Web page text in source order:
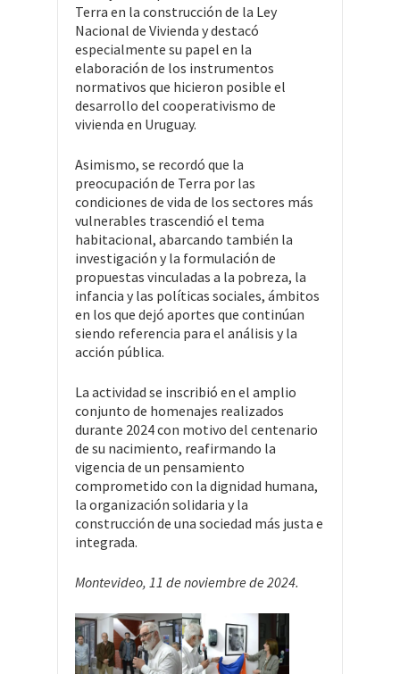
Terra en la construcción de la Ley
Nacional de Vivienda y destacó
especialmente su papel en la
elaboración de los instrumentos
normativos que hicieron posible el
desarrollo del cooperativismo de
vivienda en Uruguay.
Asimismo, se recordó que la
preocupación de Terra por las
condiciones de vida de los sectores más
vulnerables trascendió el tema
habitacional, abarcando también la
investigación y la formulación de
propuestas vinculadas a la pobreza, la
infancia y las políticas sociales, ámbitos
en los que dejó aportes que continúan
siendo referencia para el análisis y la
acción pública.
La actividad se inscribió en el amplio
conjunto de homenajes realizados
durante 2024 con motivo del centenario
de su nacimiento, reafirmando la
vigencia de un pensamiento
comprometido con la dignidad humana,
la organización solidaria y la
construcción de una sociedad más justa e
integrada.
Montevideo, 11 de noviembre de 2024.